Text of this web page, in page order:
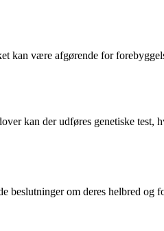
kan være afgørende for
kan der udføres genetiske test,
beslutninger om deres helbred og